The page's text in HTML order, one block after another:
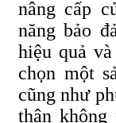
nâng cấp
năng bảo
hiệu quả
chọn một
cũng như
thân